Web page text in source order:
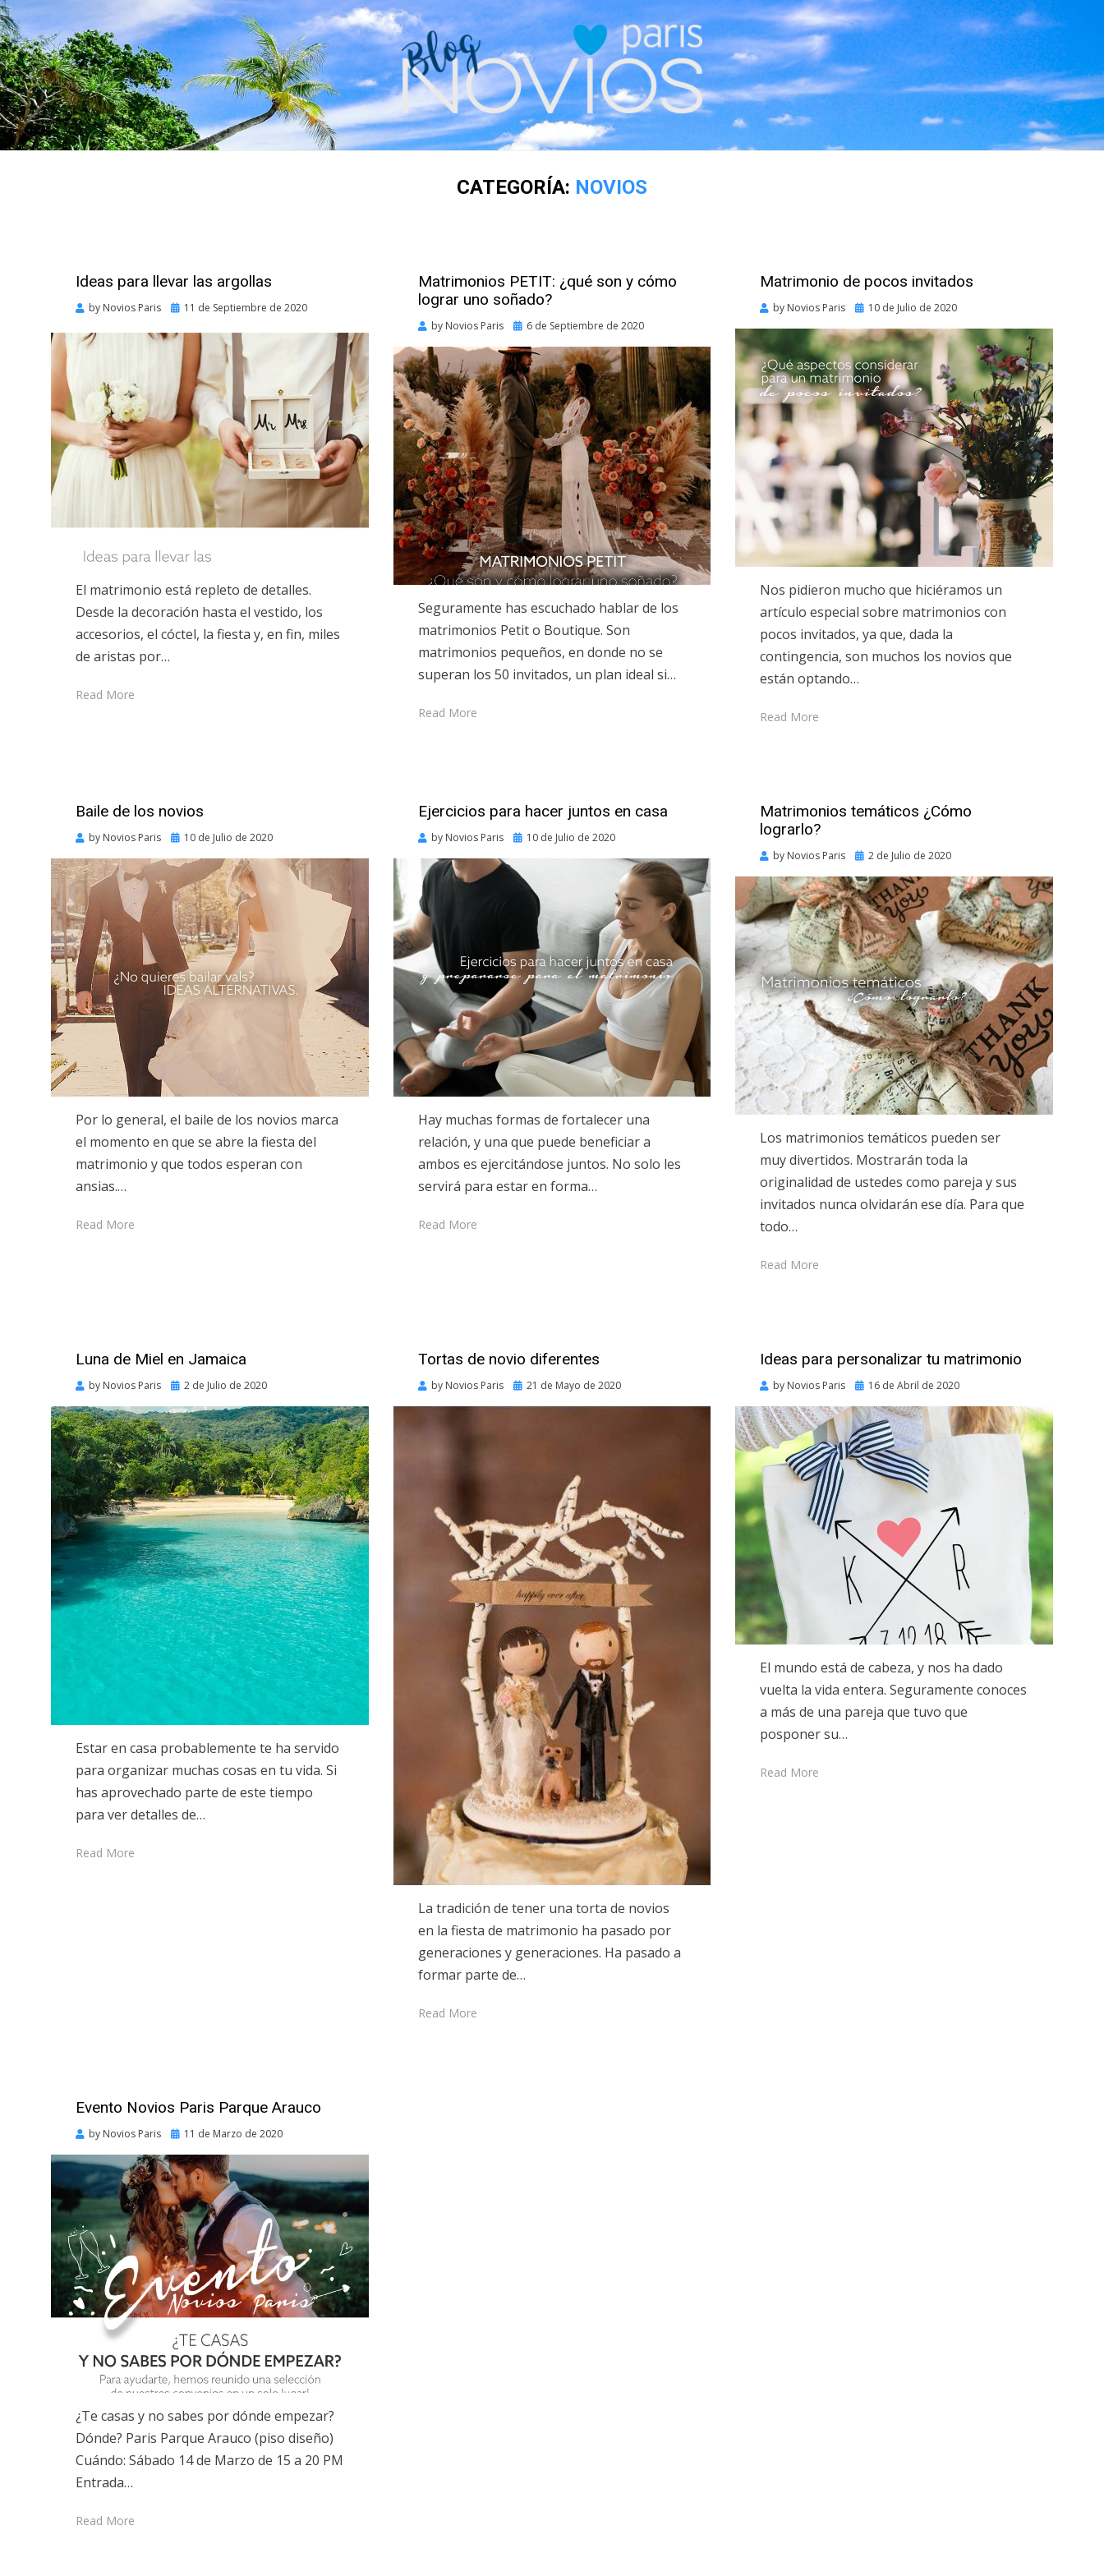
CATEGORÍA: NOVIOS
Ideas para llevar las argollas
by Novios Paris
Posted
11 de Septiembre de 2020
El matrimonio está repleto de detalles.
Desde la decoración hasta el vestido, los
accesorios, el cóctel, la fiesta y, en fin, miles
de aristas por…
Read More
Matrimonios PETIT: ¿qué son y cómo
lograr uno soñado?
by Novios Paris
Posted
6 de Septiembre de 2020
Seguramente has escuchado hablar de los
matrimonios Petit o Boutique. Son
matrimonios pequeños, en donde no se
superan los 50 invitados, un plan ideal si…
Read More
Matrimonio de pocos invitados
by Novios Paris
Posted
10 de Julio de 2020
Nos pidieron mucho que hiciéramos un
artículo especial sobre matrimonios con
pocos invitados, ya que, dada la
contingencia, son muchos los novios que
están optando…
Read More
Baile de los novios
by Novios Paris
Posted
10 de Julio de 2020
Por lo general, el baile de los novios marca
el momento en que se abre la fiesta del
matrimonio y que todos esperan con
ansias.…
Read More
Ejercicios para hacer juntos en casa
by Novios Paris
Posted
10 de Julio de 2020
Hay muchas formas de fortalecer una
relación, y una que puede beneficiar a
ambos es ejercitándose juntos. No solo les
servirá para estar en forma…
Read More
Matrimonios temáticos ¿Cómo
lograrlo?
by Novios Paris
Posted
2 de Julio de 2020
Los matrimonios temáticos pueden ser
muy divertidos. Mostrarán toda la
originalidad de ustedes como pareja y sus
invitados nunca olvidarán ese día. Para que
todo…
Read More
Luna de Miel en Jamaica
by Novios Paris
Posted
2 de Julio de 2020
Estar en casa probablemente te ha servido
para organizar muchas cosas en tu vida. Si
has aprovechado parte de este tiempo
para ver detalles de…
Read More
Tortas de novio diferentes
by Novios Paris
Posted
21 de Mayo de 2020
La tradición de tener una torta de novios
en la fiesta de matrimonio ha pasado por
generaciones y generaciones. Ha pasado a
formar parte de…
Read More
Ideas para personalizar tu matrimonio
by Novios Paris
Posted
16 de Abril de 2020
El mundo está de cabeza, y nos ha dado
vuelta la vida entera. Seguramente conoces
a más de una pareja que tuvo que
posponer su…
Read More
Evento Novios Paris Parque Arauco
by Novios Paris
Posted
11 de Marzo de 2020
¿Te casas y no sabes por dónde empezar?
Dónde? Paris Parque Arauco (piso diseño)
Cuándo: Sábado 14 de Marzo de 15 a 20 PM
Entrada…
Read More